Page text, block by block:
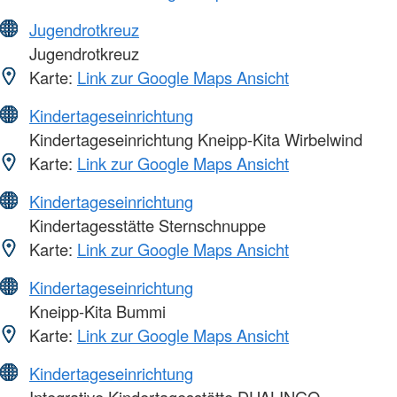
Jugendrotkreuz
Jugendrotkreuz
Karte: Link zur Google Maps Ansicht
Kindertageseinrichtung
Kindertageseinrichtung Kneipp-Kita Wirbelwind
Karte: Link zur Google Maps Ansicht
Kindertageseinrichtung
Kindertagesstätte Sternschnuppe
Karte: Link zur Google Maps Ansicht
Kindertageseinrichtung
Kneipp-Kita Bummi
Karte: Link zur Google Maps Ansicht
Kindertageseinrichtung